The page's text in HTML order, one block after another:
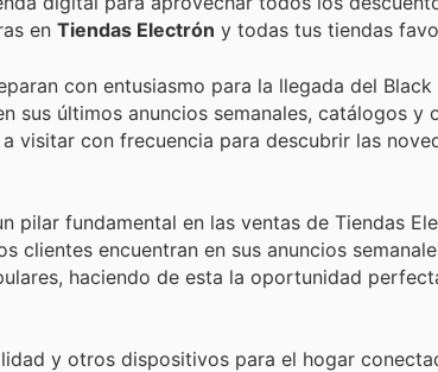
en Tiendas Electrón y todas tus tiendas
con entusiasmo para la llegada del Black
sus últimos anuncios semanales, catálogos y
visitar con frecuencia para descubrir las
pilar fundamental en las ventas de Tiendas
clientes encuentran en sus anuncios
haciendo de esta la oportunidad
y otros dispositivos para el hogar